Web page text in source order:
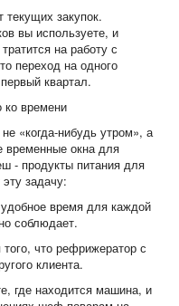
текущих закупок.
вы используете, и
на работу с
переход на одного
квартал.
ко времени
«когда-нибудь утром», а
временные окна для
- продукты питания для
задачу:
время для каждой
соблюдает.
что рефрижератор с
клиента.
где находится машина, и